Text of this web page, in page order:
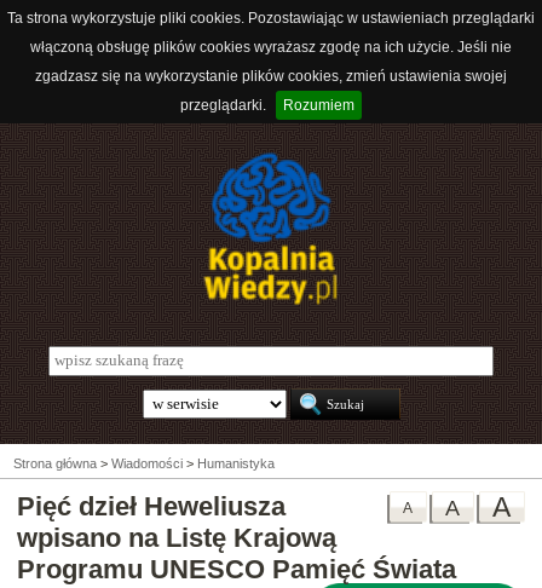
Ta strona wykorzystuje pliki cookies. Pozostawiając w ustawieniach przeglądarki
włączoną obsługę plików cookies wyrażasz zgodę na ich użycie. Jeśli nie
zgadzasz się na wykorzystanie plików cookies, zmień ustawienia swojej
przeglądarki.
Rozumiem
Strona główna > Wiadomości > Humanistyka
A
A
A
Pięć dzieł Heweliusza
wpisano na Listę Krajową
Programu UNESCO Pamięć Świata